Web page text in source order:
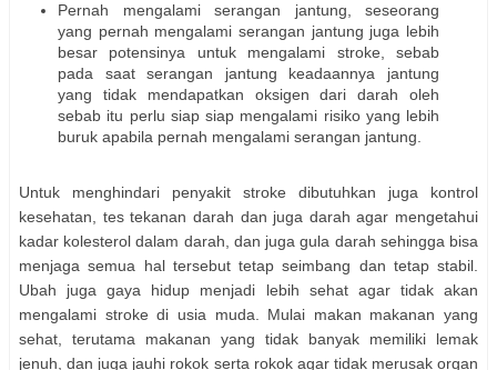
Pernah mengalami serangan jantung, seseorang
yang pernah mengalami serangan jantung juga lebih
besar potensinya untuk mengalami stroke, sebab
pada saat serangan jantung keadaannya jantung
yang tidak mendapatkan oksigen dari darah oleh
sebab itu perlu siap siap mengalami risiko yang lebih
buruk apabila pernah mengalami serangan jantung.
Untuk menghindari penyakit stroke dibutuhkan juga kontrol
kesehatan, tes tekanan darah dan juga darah agar mengetahui
kadar kolesterol dalam darah, dan juga gula darah sehingga bisa
menjaga semua hal tersebut tetap seimbang dan tetap stabil.
Ubah juga gaya hidup menjadi lebih sehat agar tidak akan
mengalami stroke di usia muda. Mulai makan makanan yang
sehat, terutama makanan yang tidak banyak memiliki lemak
jenuh, dan juga jauhi rokok serta rokok agar tidak merusak organ